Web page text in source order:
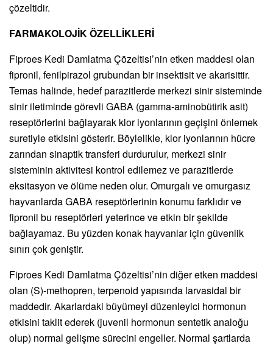
çözeltidir.
FARMAKOLOJİK ÖZELLİKLERİ
Fiproes Kedi Damlatma Çözeltisi’nin etken maddesi olan
fipronil, fenilpirazol grubundan bir insektisit ve akarisittir.
Temas halinde, hedef parazitlerde merkezi sinir sisteminde
sinir iletiminde görevli GABA (gamma-aminobütirik asit)
reseptörlerini bağlayarak klor iyonlarının geçişini önlemek
suretiyle etkisini gösterir. Böylelikle, klor iyonlarının hücre
zarından sinaptik transferi durdurulur, merkezi sinir
sisteminin aktivitesi kontrol edilemez ve parazitlerde
eksitasyon ve ölüme neden olur. Omurgalı ve omurgasız
hayvanlarda GABA reseptörlerinin konumu farklıdır ve
fipronil bu reseptörleri yeterince ve etkin bir şekilde
bağlayamaz. Bu yüzden konak hayvanlar için güvenlik
sınırı çok geniştir.
Fiproes Kedi Damlatma Çözeltisi’nin diğer etken maddesi
olan (S)-methopren, terpenoid yapısında larvasidal bir
maddedir. Akarlardaki büyümeyi düzenleyici hormonun
etkisini taklit ederek (juvenil hormonun sentetik analoğu
olup) normal gelişme sürecini engeller. Normal şartlarda